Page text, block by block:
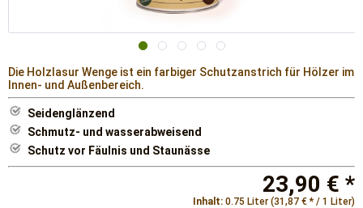
Die Holzlasur Wenge ist ein farbiger Schutzanstrich für Hölzer im
Innen- und Außenbereich.
Seidenglänzend
Schmutz- und wasserabweisend
Schutz vor Fäulnis und Staunässe
23,90 € *
Inhalt: 0.75 Liter (31,87 € * / 1 Liter)